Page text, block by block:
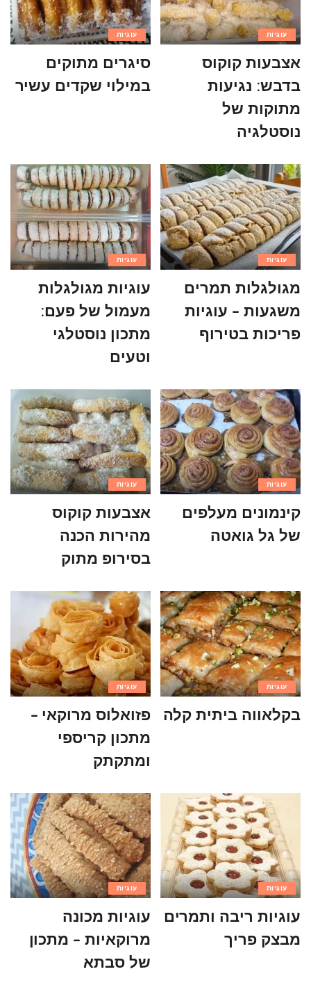
עוגיות
אצבעות קוקוס
בדבש: נגיעות
מתוקות של
נוסטלגיה
עוגיות
סיגרים מתוקים
במילוי שקדים עשיר
עוגיות
מגולגלות תמרים
משגעות – עוגיות
פריכות בטירוף
עוגיות
עוגיות מגולגלות
מעמול של פעם:
מתכון נוסטלגי
וטעים
עוגיות
קינמונים מעלפים
של גל גואטה
עוגיות
אצבעות קוקוס
מהירות הכנה
בסירופ מתוק
עוגיות
בקלאווה ביתית קלה
עוגיות
פזואלוס מרוקאי –
מתכון קריספי
ומתקתק
עוגיות
עוגיות ריבה ותמרים
מבצק פריך
עוגיות
עוגיות מכונה
מרוקאיות – מתכון
של סבתא